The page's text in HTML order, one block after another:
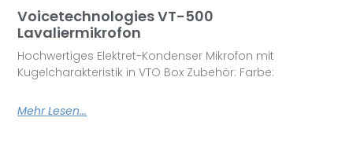
Voicetechnologies VT-500
Lavaliermikrofon
Hochwertiges Elektret-Kondenser Mikrofon mit
Kugelcharakteristik in VTO Box Zubehör: Farbe:
Mehr Lesen...